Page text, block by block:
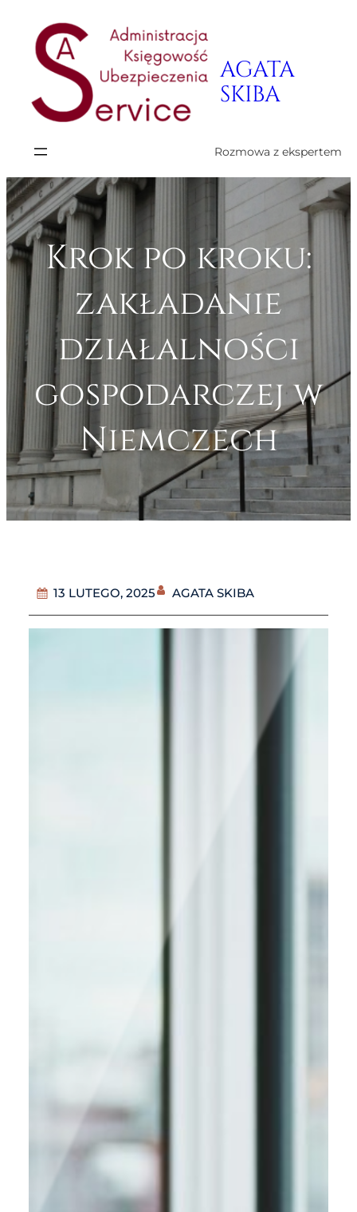
treści
AGATA
SKIBA
Rozmowa z ekspertem
Krok po kroku:
zakładanie
działalności
gospodarczej w
Niemczech
13 LUTEGO, 2025 AGATA SKIBA